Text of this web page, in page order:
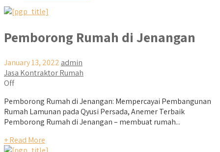
Pemborong Rumah di Jenangan
January 13, 2022 admin
Jasa Kontraktor Rumah
Off
Pemborong Rumah di Jenangan: Mempercayai Pembangunan
Rumah Lamunan pada Qyusi Persada, Anemer Terbaik
Pemborong Rumah di Jenangan – membuat rumah...
+ Read More